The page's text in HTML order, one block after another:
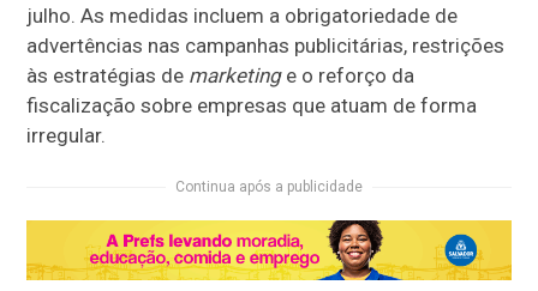
julho. As medidas incluem a obrigatoriedade de
advertências nas campanhas publicitárias, restrições
às estratégias de marketinge o reforço da
fiscalização sobre empresas que atuam de forma
irregular.
Continua após a publicidade